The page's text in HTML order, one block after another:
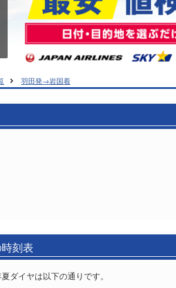
羽田発→岩国着
刻表
ダイヤは以下の通りです。